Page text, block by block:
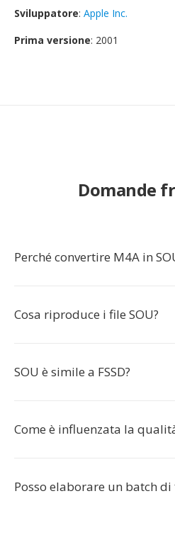
Sviluppatore: Apple Inc.
Prima versione: 2001
Domande
Perché convertire M4A in
Cosa riproduce i file SOU?
SOU è simile a FSSD?
Come è influenzata la
Posso elaborare un batch di